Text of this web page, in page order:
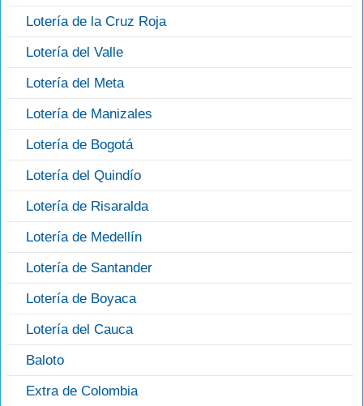
Lotería de la Cruz Roja
Lotería del Valle
Lotería del Meta
Lotería de Manizales
Lotería de Bogotá
Lotería del Quindío
Lotería de Risaralda
Lotería de Medellín
Lotería de Santander
Lotería de Boyaca
Lotería del Cauca
Baloto
Extra de Colombia